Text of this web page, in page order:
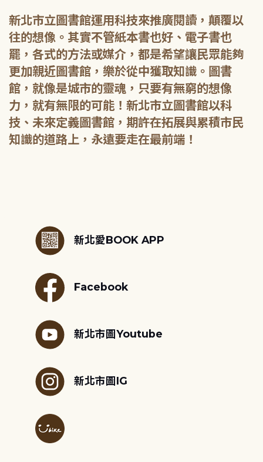
新北市立圖書館運用科技來推廣閱讀，顛覆以
往的想像。其實不管紙本書也好、電子書也
罷，各式的方法或媒介，都是希望讓民眾能夠
更加親近圖書館，樂於從中獲取知識。圖書
館，就像是城市的靈魂，只要有無窮的想像
力，就有無限的可能！新北市立圖書館以科
技、未來定義圖書館，期許在拓展與累積市民
知識的道路上，永遠要走在最前端！
新北愛BOOK APP
Facebook
新北市圖Youtube
新北市圖IG